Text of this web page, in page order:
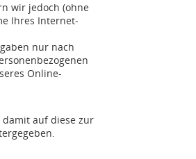
wir jedoch (ohne
Ihres Internet-
nur nach
Online-
auf diese zur